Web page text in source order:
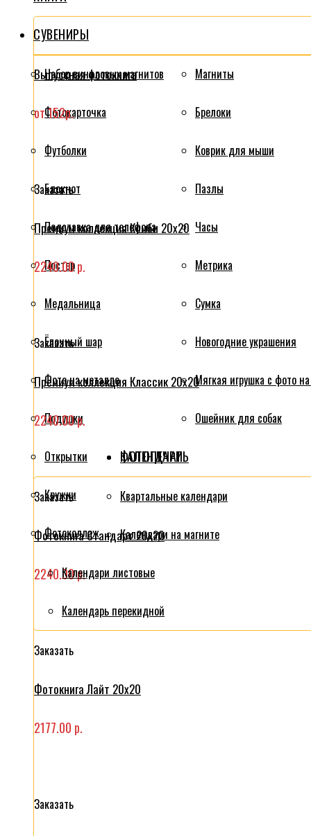
Выпускная фотокнига
от 152р.
Заказать
Премиум коллекция Комби 20x20
2240.00 р.
Заказать
Премиум коллекция Классик 20x20
2240.00 р.
Заказать
Фотокнига Стандарт 20x20
2240.00 р.
Заказать
Фотокнига Лайт 20x20
2177.00 р.
Заказать
СУВЕНИРЫ
Набор виниловых магнитов
Фотокарточка
Футболки
Блокнот
Подставка для телефона
Постер
Медальница
Ёлочный шар
Фото на металле
Подушки
Магниты
Брелоки
Коврик для мыши
Пазлы
Часы
Метрика
Сумка
Новогодние украшения
Мягкая игрушка с фото
Ошейник для собак
Открытки
Кружки
Фотоколлаж
ФОТОПЕЧАТЬ
КАЛЕНДАРИ
Квартальные календари
Календари на магните
Календари листовые
Календарь перекидной